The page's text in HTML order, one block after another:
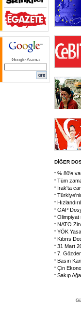
Google Arama
DİĞER
% 80'e
Tüm
Irak'ta
GAP
Olimpiyat
NATO
YÖK
Kıbrıs
31 Mart
7.
Basın
Çin
Sakıp